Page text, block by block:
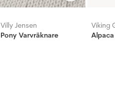
Villy Jensen
Pony Varvräknare
Viking